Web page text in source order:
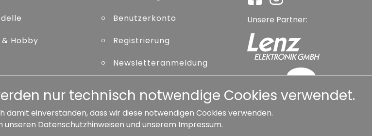
Hobby
Benutzerkonto
Registrierung
Newsletteranmeldung
Unsere Partner:
nur technisch notwendige Cookies verwendet.
damit einverstanden, dass wir diese notwendigen Cookies verwenden.
unseren Datenschutzhinweisen und unserem Impressum.